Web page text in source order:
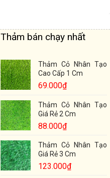
Thảm bán chạy nhất
Thảm Cỏ Nhân Tạo
Cao Cấp 1 Cm
69.000₫
Thảm Cỏ Nhân Tạo
Giá Rẻ 2 Cm
88.000₫
Thảm Cỏ Nhân Tạo
Giá Rẻ 3 Cm
123.000₫